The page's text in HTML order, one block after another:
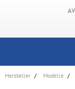
Hersteller Modelle